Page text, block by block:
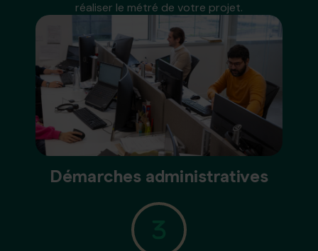
réaliser le métré de votre projet.
Démarches administratives